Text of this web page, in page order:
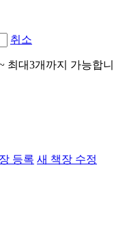
취소
최대3개까지 가능합니
등록 새 책장 수정